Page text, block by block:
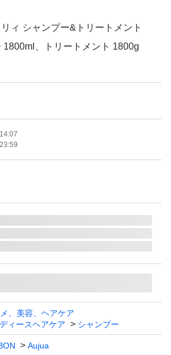
ィ シャンプー&トリートメント
1800ml、トリートメント 1800g
ます。
うございます。
す。パッケージの傷や凹み、シール
入をお控え下さい。
＋1.8kg）×1個
替え
ml
ジヘア くせ毛
、美容、ヘアケア
ィースヘアケア
シャンプー
Aujua